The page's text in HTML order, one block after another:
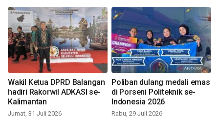
Wakil Ketua DPRD Balangan
hadiri Rakorwil ADKASI se-
Kalimantan
Jumat, 31 Juli 2026
Poliban dulang medali emas
di Porseni Politeknik se-
Indonesia 2026
Rabu, 29 Juli 2026